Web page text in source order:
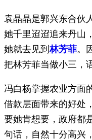
袁晶晶是郭兴东合伙
她千里迢迢追来丹山
她就去见到林芳菲。
把林芳菲当做小三，
冯白杨掌握农业方面
借款层面带来的好处
要她肯想要，政府都
句话，自然十分高兴